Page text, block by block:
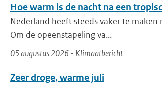
Hoe warm is de nacht na een
Nederland heeft steeds vaker te
Om de opeenstapeling va...
05 augustus 2026 - Klimaatbericht
Zeer droge, warme juli